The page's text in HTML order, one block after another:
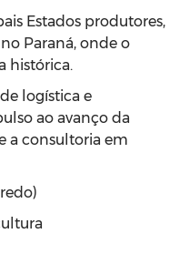
Estados produtores,
Paraná, onde o
histórica.
logística e
ao avanço da
a consultoria em